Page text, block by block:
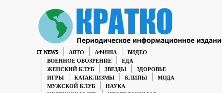
IT NEWS АВТО АФИША
ВИДЕО
ВОЕННОЕ ОБОЗРЕНИЕ
ЕДА
ЖЕНСКИЙ КЛУБ
ЗВЕЗДЫ
ЗДОРОВЬЕ
ИГРЫ
КАТАКЛИЗМЫ КЛИПЫ
МОДА
МУЖСКОЙ КЛУБ
НАУКА